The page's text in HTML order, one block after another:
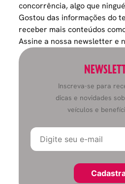
concorrência, algo que
Gostou das informações do
receber mais conteúdos
Assine a nossa newsletter e
Inscreva-se para
dicas e novidades
veículos e